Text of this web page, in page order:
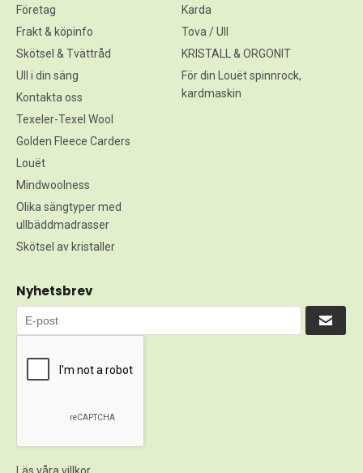
Företag
Frakt & köpinfo
Skötsel & Tvättråd
Ull i din säng
Kontakta oss
Texeler-Texel Wool
Golden Fleece Carders
Louët
Mindwoolness
Olika sängtyper med
ullbäddmadrasser
Skötsel av kristaller
Karda
Tova / Ull
KRISTALL & ORGONIT
För din Louët spinnrock,
kardmaskin
Nyhetsbrev